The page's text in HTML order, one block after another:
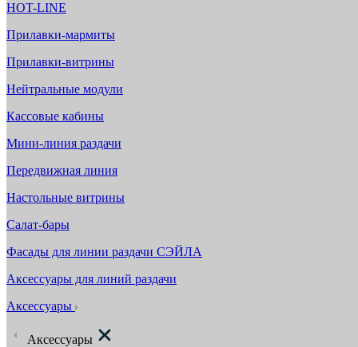
HOT-LINE
Прилавки-мармиты
Прилавки-витрины
Нейтральные модули
Кассовые кабины
Мини-линия раздачи
Передвижная линия
Настольные витрины
Салат-бары
Фасады для линии раздачи СЭЙЛА
Аксессуары для линий раздачи
Аксессуары
Аксессуары